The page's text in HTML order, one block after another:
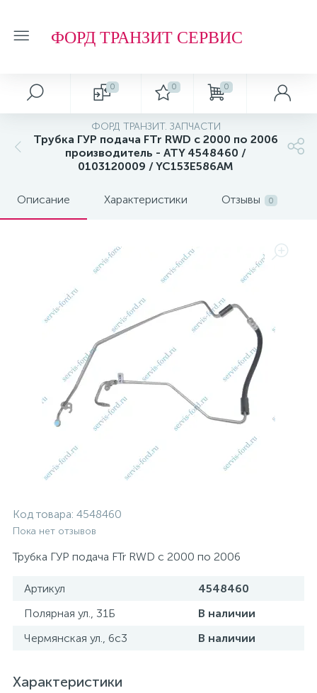
ФОРД ТРАНЗИТ СЕРВИС
0 0 0
ФОРД ТРАНЗИТ. ЗАПЧАСТИ
Трубка ГУР подача FTr RWD с 2000 по 2006
производитель - ATY 4548460 /
0103120009 / YC153E586AM
Описание Характеристики Отзывы 0
Код товара: 4548460
Пока нет отзывов
Трубка ГУР подача FTr RWD с 2000 по 2006
Артикул
4548460
Полярная ул., 31Б
В наличии
Чермянская ул., 6с3
В наличии
Характеристики